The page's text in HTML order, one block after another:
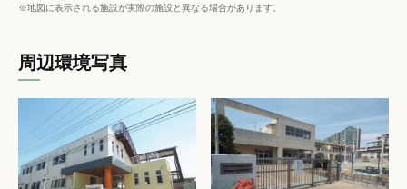
※地図に表示される施設が実際の施設と異なる場合があります。
周辺環境写真